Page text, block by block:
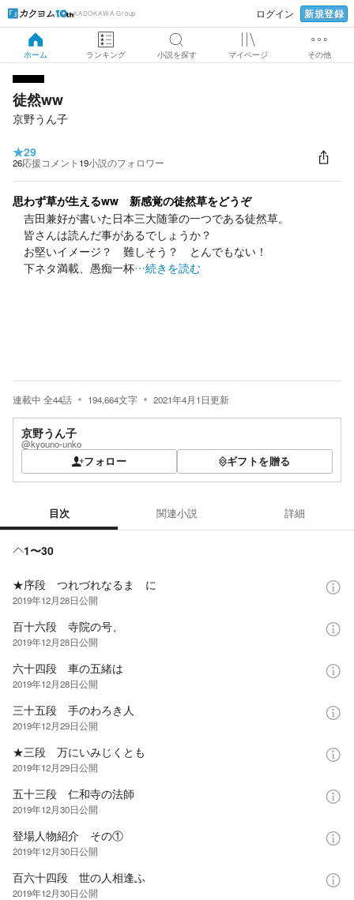
KADOKAWA Group ログイン 新規登録
ホーム ランキング 小説を探す マイページ その他
徒然ww
京野うん子
★29
26応援コメント 19小説のフォロワー
思わず草が生えるww 新感覚の徒然草をどうぞ
吉田兼好が書いた日本三大随筆の一つである徒然草。
皆さんは読んだ事があるでしょうか？
お堅いイメージ？ 難しそう？ とんでもない！
下ネタ満載、愚痴一杯…続きを読む
連載中 全44話 194,664文字 2021年4月1日更新
京野うん子
@kyouno-unko
フォロー ギフトを贈る
目次 関連小説 詳細
1〜30
★序段 つれづれなるまゝに
2019年12月28日公開
百十六段 寺院の号、
2019年12月28日公開
六十四段 車の五緒は
2019年12月28日公開
三十五段 手のわろき人
2019年12月29日公開
★三段 万にいみじくとも
2019年12月29日公開
五十三段 仁和寺の法師
2019年12月30日公開
登場人物紹介 その①
2019年12月30日公開
百六十四段 世の人相逢ふ
2019年12月30日公開